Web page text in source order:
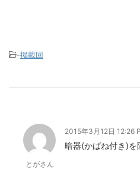
-掲載回
とがさん
2015年3月12日 12:26
暗器(かばね付き)を